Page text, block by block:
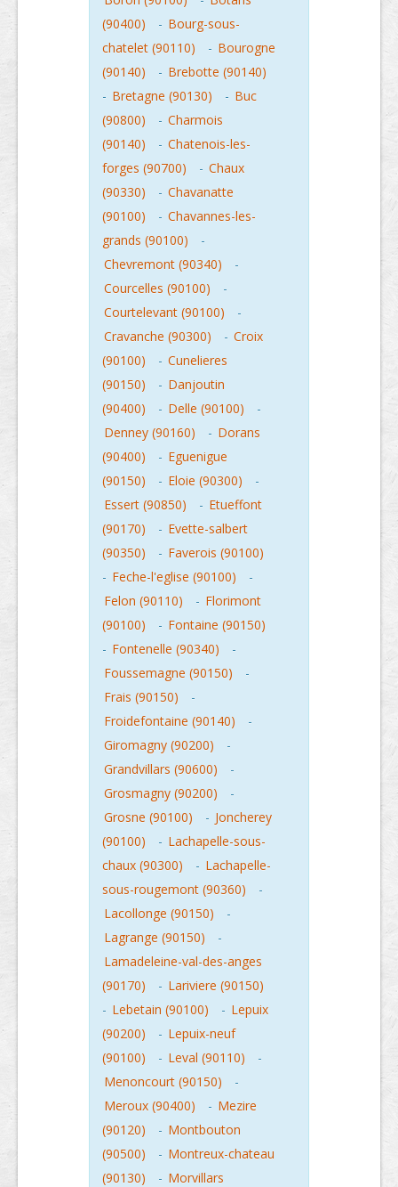
(90400)
- Bourg-sous-
chatelet (90110)
- Bourogne
(90140)
- Brebotte (90140)
- Bretagne (90130) - Buc
(90800)
- Charmois
(90140)
- Chatenois-les-
forges (90700)
- Chaux
(90330)
- Chavanatte
(90100)
- Chavannes-les-
grands (90100)
-
Chevremont (90340)
-
Courcelles (90100)
-
Courtelevant (90100)
-
Cravanche (90300)
- Croix
(90100)
- Cunelieres
(90150)
- Danjoutin
(90400)
- Delle (90100)
-
Denney (90160)
- Dorans
(90400)
- Eguenigue
(90150)
- Eloie (90300)
-
Essert (90850)
- Etueffont
(90170)
- Evette-salbert
(90350)
- Faverois (90100)
- Feche-l'eglise (90100)
-
Felon (90110)
- Florimont
(90100)
- Fontaine (90150)
- Fontenelle (90340)
-
Foussemagne (90150)
-
Frais (90150)
-
Froidefontaine (90140)
-
Giromagny (90200)
-
Grandvillars (90600)
-
Grosmagny (90200)
-
Grosne (90100)
- Joncherey
(90100)
- Lachapelle-sous-
chaux (90300)
- Lachapelle-
sous-rougemont (90360)
-
Lacollonge (90150)
-
Lagrange (90150)
-
Lamadeleine-val-des-anges
(90170)
- Lariviere (90150)
- Lebetain (90100) - Lepuix
(90200)
- Lepuix-neuf
(90100)
- Leval (90110)
-
Menoncourt (90150)
-
Meroux (90400)
- Mezire
(90120)
- Montbouton
(90500)
- Montreux-chateau
(90130)
- Morvillars